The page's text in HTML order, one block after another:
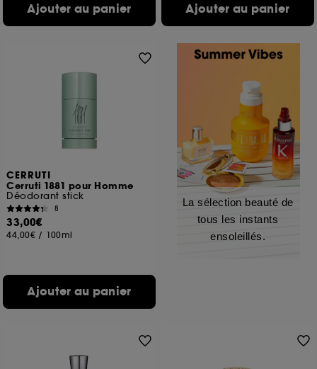
Ajouter au panier Ajouter au panier
CERRUTI
Cerruti 1881 pour Homme
Déodorant stick
8
33,00€
44,00€ / 100ml
Ajouter au panier
La sélection beauté de
tous les instants
ensoleillés.